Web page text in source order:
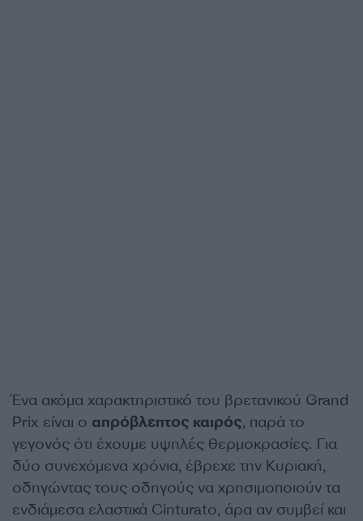
Ένα ακόμα χαρακτηριστικό του βρετανικού Grand
Prix είναι ο απρόβλεπτος καιρός, παρά το
γεγονός ότι έχουμε υψηλές θερμοκρασίες. Για
δύο συνεχόμενα χρόνια, έβρεχε την Κυριακή,
οδηγώντας τους οδηγούς να χρησιμοποιούν τα
ενδιάμεσα ελαστικά Cinturato, άρα αν συμβεί και